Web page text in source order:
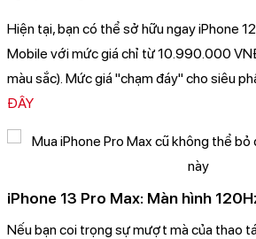
Hiện tại, bạn có thể sở hữu ngay iPhone
Mobile với mức giá chỉ từ 10.990.000
màu sắc). Mức giá "chạm đáy" cho siêu
ĐÂY
iPhone 13 Pro Max: Màn hình
Nếu bạn coi trọng sự mượt mà của thao